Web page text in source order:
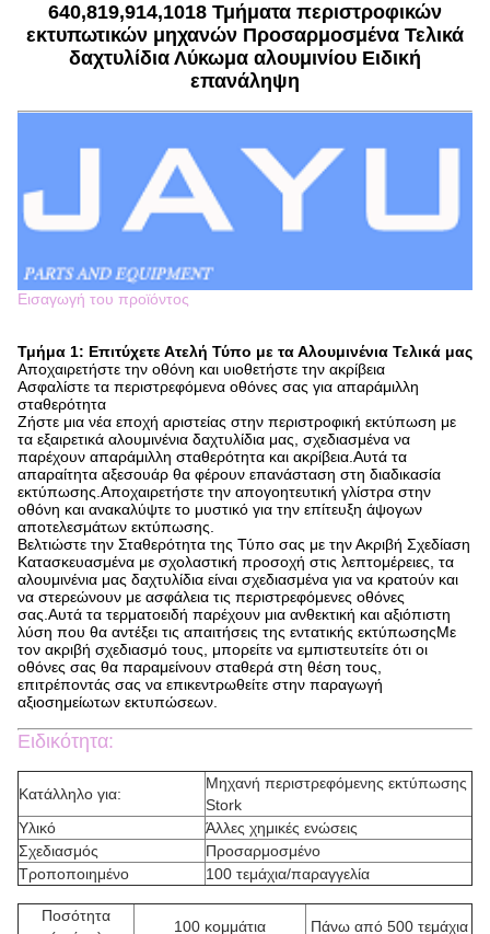
640,819,914,1018 Τμήματα περιστροφικών
εκτυπωτικών μηχανών Προσαρμοσμένα Τελικά
δαχτυλίδια Λύκωμα αλουμινίου Ειδική
επανάληψη
Εισαγωγή του προϊόντος
Τμήμα 1: Επιτύχετε Ατελή Τύπο με τα Αλουμινένια Τελικά μας
Αποχαιρετήστε την οθόνη και υιοθετήστε την ακρίβεια
Ασφαλίστε τα περιστρεφόμενα οθόνες σας για απαράμιλλη
σταθερότητα
Ζήστε μια νέα εποχή αριστείας στην περιστροφική εκτύπωση με
τα εξαιρετικά αλουμινένια δαχτυλίδια μας, σχεδιασμένα να
παρέχουν απαράμιλλη σταθερότητα και ακρίβεια.Αυτά τα
απαραίτητα αξεσουάρ θα φέρουν επανάσταση στη διαδικασία
εκτύπωσης.Αποχαιρετήστε την απογοητευτική γλίστρα στην
οθόνη και ανακαλύψτε το μυστικό για την επίτευξη άψογων
αποτελεσμάτων εκτύπωσης.
Βελτιώστε την Σταθερότητα της Τύπο σας με την Ακριβή Σχεδίαση
Κατασκευασμένα με σχολαστική προσοχή στις λεπτομέρειες, τα
αλουμινένια μας δαχτυλίδια είναι σχεδιασμένα για να κρατούν και
να στερεώνουν με ασφάλεια τις περιστρεφόμενες οθόνες
σας.Αυτά τα τερματοειδή παρέχουν μια ανθεκτική και αξιόπιστη
λύση που θα αντέξει τις απαιτήσεις της εντατικής εκτύπωσηςΜε
τον ακριβή σχεδιασμό τους, μπορείτε να εμπιστευτείτε ότι οι
οθόνες σας θα παραμείνουν σταθερά στη θέση τους,
επιτρέποντάς σας να επικεντρωθείτε στην παραγωγή
αξιοσημείωτων εκτυπώσεων.
Ειδικότητα:
Κατάλληλο για:
Μηχανή περιστρεφόμενης εκτύπωσης
Stork
Υλικό
Άλλες χημικές ενώσεις
Σχεδιασμός
Προσαρμοσμένο
Τροποποιημένο
100 τεμάχια/παραγγελία
Ποσότητα
100 κομμάτια Πάνω από 500 τεμάχια